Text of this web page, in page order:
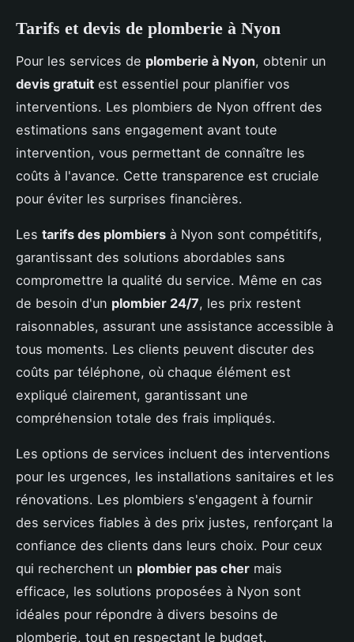
Tarifs et devis de plomberie à Nyon
Pour les services de plomberie à Nyon, obtenir un
devis gratuit est essentiel pour planifier vos
interventions. Les plombiers de Nyon offrent des
estimations sans engagement avant toute
intervention, vous permettant de connaître les
coûts à l'avance. Cette transparence est cruciale
pour éviter les surprises financières.
Les tarifs des plombiers à Nyon sont compétitifs,
garantissant des solutions abordables sans
compromettre la qualité du service. Même en cas
de besoin d'un plombier 24/7, les prix restent
raisonnables, assurant une assistance accessible à
tous moments. Les clients peuvent discuter des
coûts par téléphone, où chaque élément est
expliqué clairement, garantissant une
compréhension totale des frais impliqués.
Les options de services incluent des interventions
pour les urgences, les installations sanitaires et les
rénovations. Les plombiers s'engagent à fournir
des services fiables à des prix justes, renforçant la
confiance des clients dans leurs choix. Pour ceux
qui recherchent un plombier pas cher mais
efficace, les solutions proposées à Nyon sont
idéales pour répondre à divers besoins de
plomberie, tout en respectant le budget.